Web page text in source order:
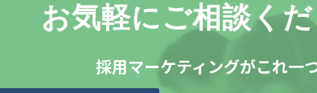
お気軽にご相談く
採用マーケティングがこれ一